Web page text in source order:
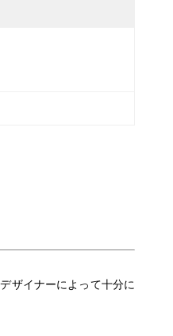
ザイナーによって十分に